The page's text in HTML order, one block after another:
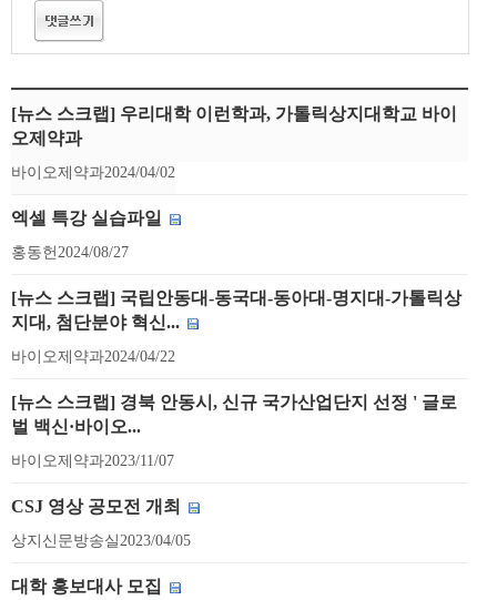
[뉴스 스크랩] 우리대학 이런학과, 가톨릭상지대학교 바이
오제약과
바이오제약과2024/04/02
엑셀 특강 실습파일
홍동헌 2024/08/27
[뉴스 스크랩] 국립안동대-동국대-동아대-명지대-가톨릭상
지대, 첨단분야 혁신...
바이오제약과2024/04/22
[뉴스 스크랩] 경북 안동시, 신규 국가산업단지 선정 ' 글로
벌 백신·바이오...
바이오제약과2023/11/07
CSJ 영상 공모전 개최
상지신문방송실 2023/04/05
대학 홍보대사 모집